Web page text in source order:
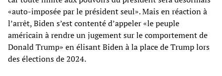
«auto-imposée par le président seul». Mais en réaction à
l’arrêt, Biden s’est contenté d’appeler «le peuple
américain à rendre un jugement sur le comportement de
Donald Trump» en élisant Biden à la place de Trump lors
des élections de 2024.